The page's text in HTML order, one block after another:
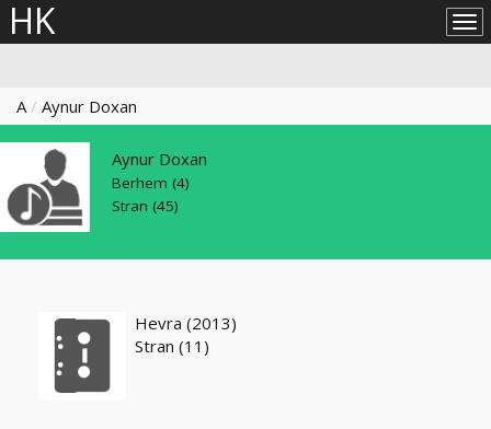
HK
A Aynur Doxan
Aynur Doxan
Berhem (4)
Stran (45)
Hevra (2013)
Stran (11)